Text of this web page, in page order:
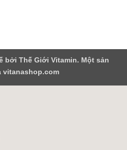
bởi Thế Giới Vitamin. Một sản
vitanashop.com